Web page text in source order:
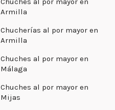
Armilla
Chucherías al por mayor en
Armilla
Chuches al por mayor en
Málaga
Chuches al por mayor en
Mijas